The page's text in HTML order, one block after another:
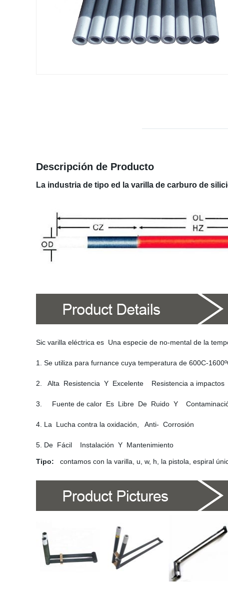
Descripción de Producto
La industria de tipo ed la varilla de carburo de
Sic varilla eléctrica es Una especie de no-mental de la
1. Se utiliza para furnance cuya temperatura de 600C-
2. Alta Resistencia Y Excelente Resistencia a impactos
3. Fuente de calor Es Libre De Ruido Y
4. La Lucha contra la oxidación, Anti- Corrosión
5. De Fácil Instalación Y Mantenimiento
Tipo: contamos con la varilla, u, w, h, la pistola, espiral